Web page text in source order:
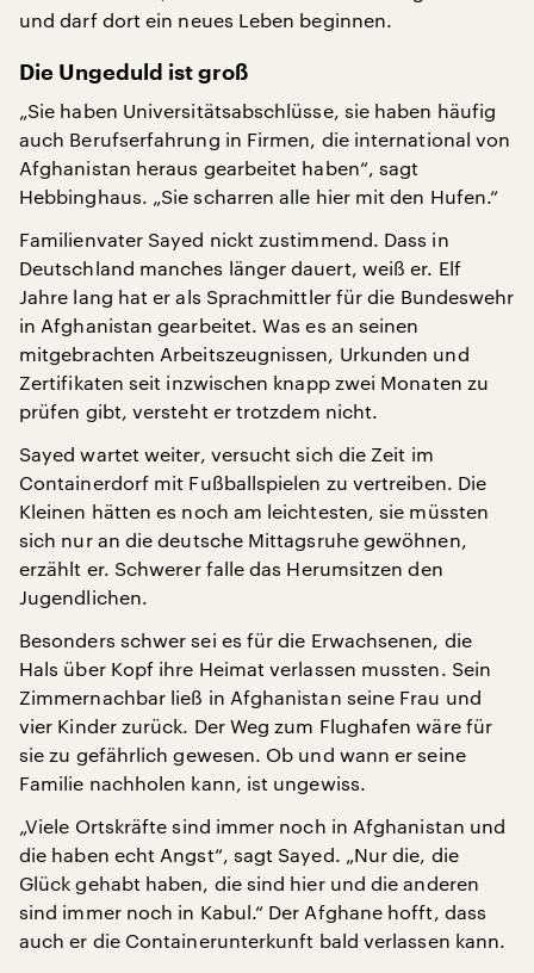
und darf dort ein neues Leben beginnen.
Die Ungeduld ist groß
„Sie haben Universitätsabschlüsse, sie haben häufig
auch Berufserfahrung in Firmen, die international von
Afghanistan heraus gearbeitet haben“, sagt
Hebbinghaus. „Sie scharren alle hier mit den Hufen.“
Familienvater Sayed nickt zustimmend. Dass in
Deutschland manches länger dauert, weiß er. Elf
Jahre lang hat er als Sprachmittler für die Bundeswehr
in Afghanistan gearbeitet. Was es an seinen
mitgebrachten Arbeitszeugnissen, Urkunden und
Zertifikaten seit inzwischen knapp zwei Monaten zu
prüfen gibt, versteht er trotzdem nicht.
Sayed wartet weiter, versucht sich die Zeit im
Containerdorf mit Fußballspielen zu vertreiben. Die
Kleinen hätten es noch am leichtesten, sie müssten
sich nur an die deutsche Mittagsruhe gewöhnen,
erzählt er. Schwerer falle das Herumsitzen den
Jugendlichen.
Besonders schwer sei es für die Erwachsenen, die
Hals über Kopf ihre Heimat verlassen mussten. Sein
Zimmernachbar ließ in Afghanistan seine Frau und
vier Kinder zurück. Der Weg zum Flughafen wäre für
sie zu gefährlich gewesen. Ob und wann er seine
Familie nachholen kann, ist ungewiss.
„Viele Ortskräfte sind immer noch in Afghanistan und
die haben echt Angst“, sagt Sayed. „Nur die, die
Glück gehabt haben, die sind hier und die anderen
sind immer noch in Kabul.“ Der Afghane hofft, dass
auch er die Containerunterkunft bald verlassen kann.